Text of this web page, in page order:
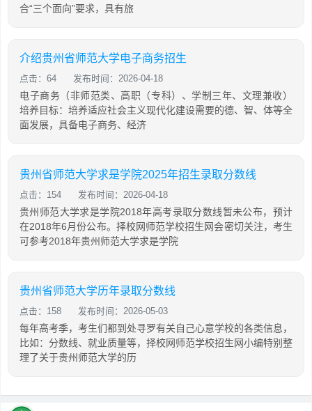
合“三个面向”要求，具有旅
介绍贵州省师范大学电子商务招生
点击：64 发布时间：2026-04-18
电子商务（非师范类、高职（专科）、学制三年、文理兼收）
培养目标：培养适应社会主义现代化建设需要的德、智、体等全
面发展，具备电子商务、经济
贵州省师范大学求是学院2025年招生录取分数线
点击：154 发布时间：2026-04-18
贵州师范大学求是学院2018年高考录取分数线暂未公布，预计
在2018年6月份公布。择校网师范学校招生网会密切关注，考生
可参考2018年贵州师范大学求是学院
贵州省师范大学历年录取分数线
点击：158 发布时间：2026-05-03
每年高考季，考生们都到处寻罗有关自己心意学校的各类信息，
比如：分数线、就业质量等，择校网师范学校招生网小编特别整
理了关于贵州师范大学的历